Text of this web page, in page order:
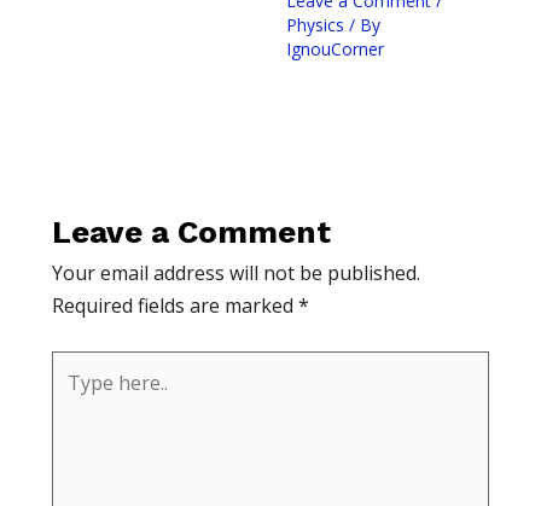
Physics / By
IgnouCorner
Leave a Comment
Your email address will not be published.
Required fields are marked *
here..